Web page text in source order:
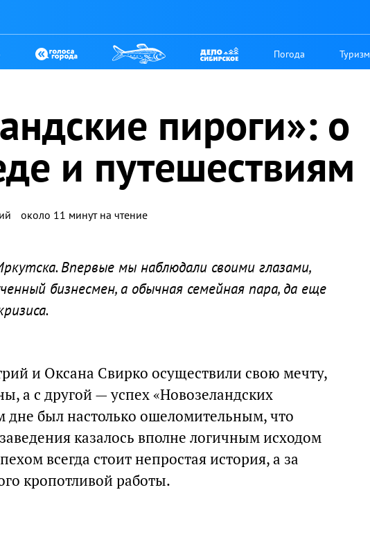
Погода Туризм
пироги»: о
и путешествиям
около 11 минут на чтение
Впервые мы наблюдали своими глазами,
бизнесмен, а обычная семейная пара, да еще
и Оксана Свирко осуществили свою мечту,
а с другой — успех «Новозеландских
дне был настолько ошеломительным, что
казалось вполне логичным исходом
всегда стоит непростая история, а за
кропотливой работы.